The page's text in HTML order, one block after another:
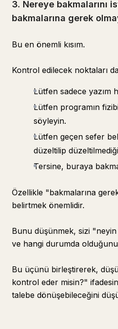
3. Nereye bakmalarını
bakmalarına gerek
Bu en önemli kısım.
Kontrol edilecek noktaları
Lütfen sadece yazım
Lütfen programın
söyleyin.
Lütfen geçen sefer
düzeltilip
Tersine, buraya
Özellikle "bakmalarına
belirtmek önemlidir.
Bunu düşünmek, sizi
ve hangi durumda
Bu üçünü birleştirerek,
kontrol eder misin?"
talebe dönüşebileceğini